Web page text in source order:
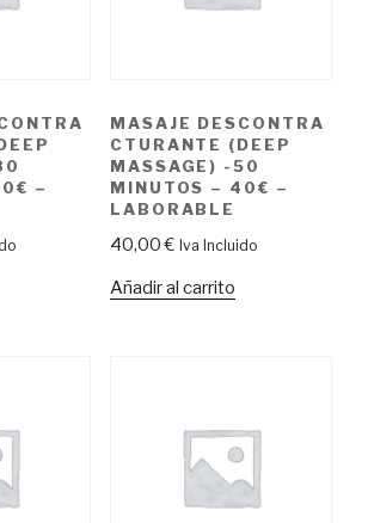
–
MASAJE DESCONTRA
CTURANTE (DEEP
MASSAGE) -50
MINUTOS – 40€ –
LABORABLE
40,00€ Iva Incluido
Añadir al carrito